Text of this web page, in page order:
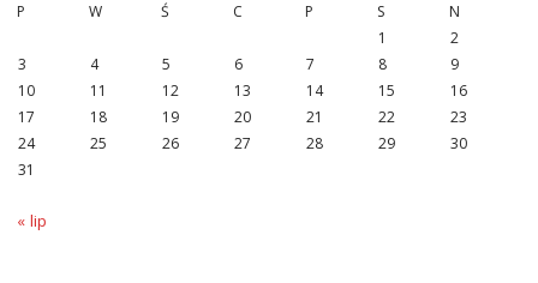
P
W Ś C P S
N
1
2
3
4 5 6 7 8
9
10
11 12 13 14 15
16
17
18 19 20 21 22
23
24
25 26 27 28 29
30
31
« lip